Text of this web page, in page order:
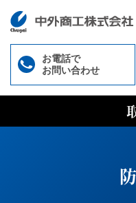
お電話で
お問い合わせ